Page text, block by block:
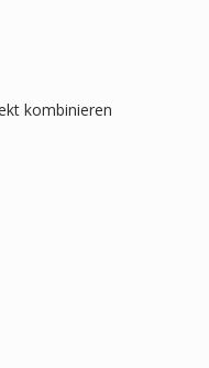
kombinieren